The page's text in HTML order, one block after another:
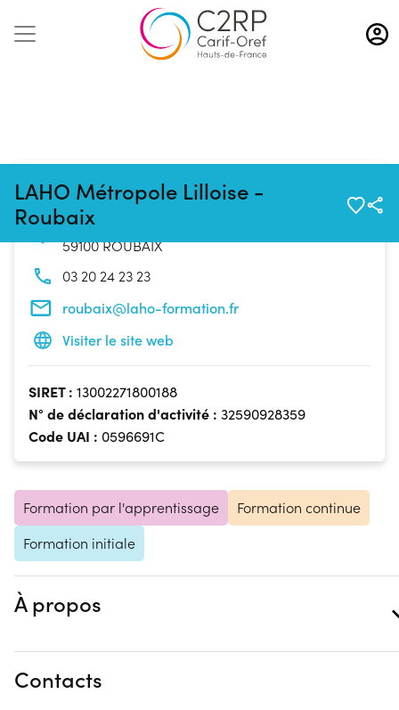
Aller
au
contenu
LAHO Métropole Lilloise -
Roubaix
Coordonnées de l'organisme
CS 50145 45 Rue André Chénier
59100 ROUBAIX
03 20 24 23 23
roubaix@laho-formation.fr
Visiter le site web
SIRET : 13002271800188
N° de déclaration d'activité : 32590928359
Code UAI : 0596691C
Formation par l'apprentissage
Formation continue
Formation initiale
À propos
Contacts